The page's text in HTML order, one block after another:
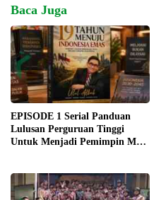
Baca Juga
EPISODE 1 Serial Panduan
Lulusan Perguruan Tinggi
Untuk Menjadi Pemimpin Masa